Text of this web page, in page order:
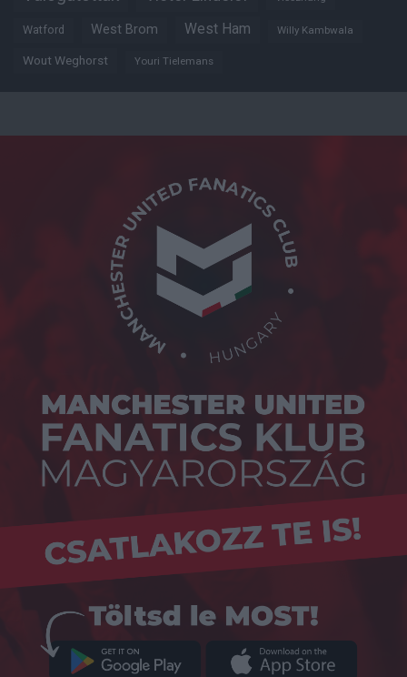
Watford West Brom West Ham Willy Kambwala
Wout Weghorst Youri Tielemans